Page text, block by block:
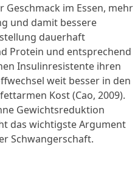
im Essen, mehr
und damit bessere
dauerhaft
Protein und entsprechend
Insulinresistente ihren
weit besser in den
Kost (Cao, 2009).
Gewichtsreduktion
das wichtigste Argument
Schwangerschaft.